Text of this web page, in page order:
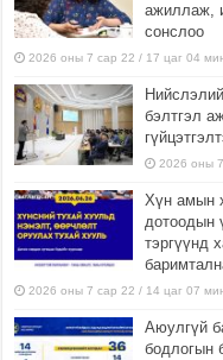
ажиллаж,
сонслоо
2026 оны 7 сар 22 / 17 цаг 04
бэлтгэл
2026 оны
Хүн амын
дотоодын
тэргүүнд
2026 оны 7 сар 22 / 14 цаг 07
Аюулгүй
бодлогын